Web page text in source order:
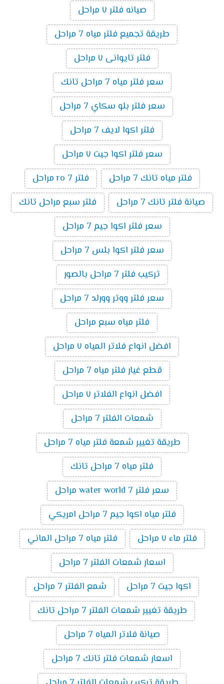
صيانه فلتر ٧ مراحل
طريقة تجميع فلتر مياه 7 مراحل
فلتر تايوانى ٧ مراحل
سعر فلتر مياه 7 مراحل تانك
سعر فلتر بلو سكاي 7 مراحل
فلتر اكوا لايف 7 مراحل
سعر فلتر اكوا جيت ٧ مراحل
فلتر مياه تانك 7 مراحل
فلتر ro 7 مراحل
صيانة فلتر تانك 7 مراحل
فلتر سبع مراحل تانك
سعر فلتر اكوا جيم 7 مراحل
سعر فلتر اكوا بلس 7 مراحل
تركيب فلتر 7 مراحل بالصور
سعر فلتر ووتر وورلد 7 مراحل
فلتر مياه سبع مراحل
افضل انواع فلاتر المياه ٧ مراحل
قطع غيار فلتر مياه 7 مراحل
افضل انواع الفلاتر ٧ مراحل
شمعات الفلتر 7 مراحل
طريقة تغيير شمعة فلتر مياه 7 مراحل
فلتر مياه 7 مراحل تانك
سعر فلتر water world 7 مراحل
فلتر مياه اكوا جيم 7 مراحل امريكي
فلتر ماء ٧ مراحل
فلتر مياه 7 مراحل الماني
اسعار شمعات الفلتر 7 مراحل
اكوا جيت 7 مراحل
شمع الفلتر 7 مراحل
طريقة تغيير شمعات الفلتر 7 مراحل تانك
صيانة فلاتر المياه 7 مراحل
اسعار شمعات فلتر تانك 7 مراحل